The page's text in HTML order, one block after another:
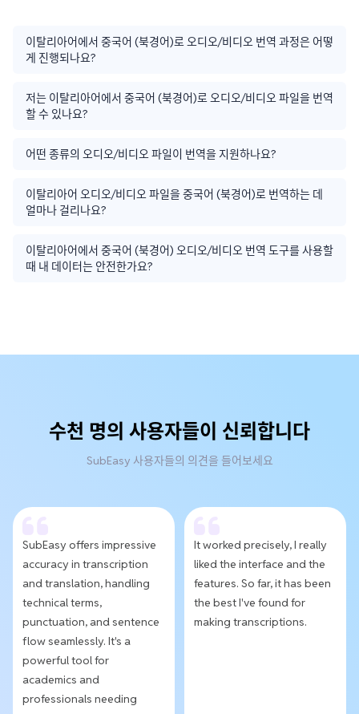
이탈리아어에서 중국어 (북경어)로 오디오/비디오 번역 과정은 어떻
게 진행되나요?
저는 이탈리아어에서 중국어 (북경어)로 오디오/비디오 파일을 번역
할 수 있나요?
어떤 종류의 오디오/비디오 파일이 번역을 지원하나요?
이탈리아어 오디오/비디오 파일을 중국어 (북경어)로 번역하는 데
얼마나 걸리나요?
이탈리아어에서 중국어 (북경어) 오디오/비디오 번역 도구를 사용할
때 내 데이터는 안전한가요?
수천 명의 사용자들이 신뢰합니다
SubEasy 사용자들의 의견을 들어보세요
SubEasy offers impressive
accuracy in transcription
and translation, handling
technical terms,
punctuation, and sentence
flow seamlessly. It's a
powerful tool for
academics and
professionals needing
It worked precisely, I really
liked the interface and the
features. So far, it has been
the best I've found for
making transcriptions.